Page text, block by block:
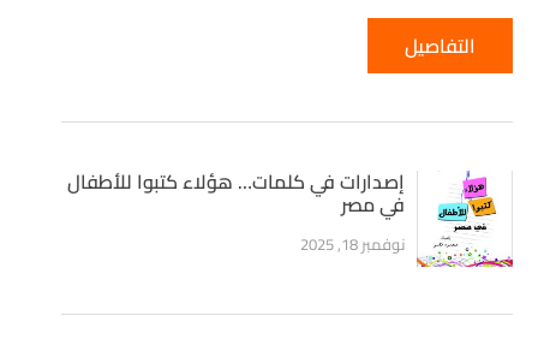
التفاصيل
إصدارات في كلمات… هؤلاء كتبوا للأطفال
في مصر
نوفمبر 18, 2025